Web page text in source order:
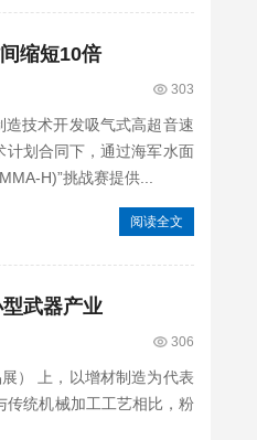
缩短10倍
303
技术开发吸气式高超音速
划合同下，通过海军水面
H)”挑战赛提供...
阅读全文
武器产业
306
） 上，以增材制造为代表
传统机械加工工艺相比，粉